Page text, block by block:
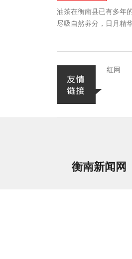
油茶在衡南县已有多年
尽吸自然养分，日月精
红网
衡南新闻网